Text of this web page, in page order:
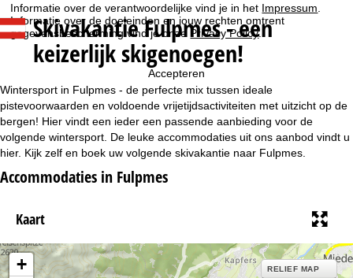
Informatie over de verantwoordelijke vind je in het Impressum
Informatie over de doeleinden en jouw rechten omtrent
gegevensbescherming vind je onzePrivacy Policy.
Accepteren
t
r
t
p
a
g
i
Skivakantie Fulpmes - een
keizerlijk skigenoegen!
Wintersport in Fulpmes - de perfecte mix tussen ideale
pistevoorwaarden en voldoende vrijetijdsactiviteiten met uitzicht op de
bergen! Hier vindt een ieder een passende aanbieding voor de
volgende wintersport. De leuke accommodaties uit ons aanbod vindt u
hier. Kijk zelf en boek uw volgende skivakantie naar Fulpmes.
Accommodaties in Fulpmes
Kaart
+ RELIEF MAP